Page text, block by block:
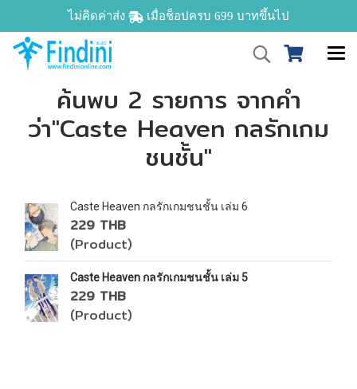
ไม่คิดค่าส่ง เมื่อช็อปครบ 699 บาทขึ้นไป
ค้นพบ 2 รายการ จากคำ
ว่า"Caste Heaven กลรักเกม
ชนชั้น"
Caste Heaven กลรักเกมชนชั้น เล่ม 6
229 THB
(Product)
Caste Heaven กลรักเกมชนชั้น เล่ม 5
229 THB
(Product)